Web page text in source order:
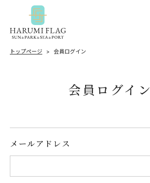
トップページ 会員ログイン
会員ログイン
メールアドレス